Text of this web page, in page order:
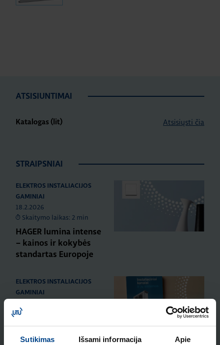
Sutikimas Išsami informacija Apie
ATSISIUNTIMAI
Katalogas (lit) Atsisiųsti čia
STRAIPSNIAI
ELEKTROS INSTALIACIJOS
GAMINIAI
18.2.2026
Skaitymo laikas: 2 min
HAGER lumina intense
– kainos ir kokybės
standartas Europoje
ELEKTROS INSTALIACIJOS
GAMINIAI
Skaitymo laikas: 1 min
Naujas HAGER
instaliacinių kanalų irRODYTI DAUGIAU STRAIPSNIŲ